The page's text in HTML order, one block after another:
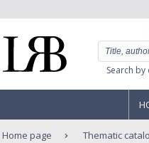
Search by
Home page Thematic